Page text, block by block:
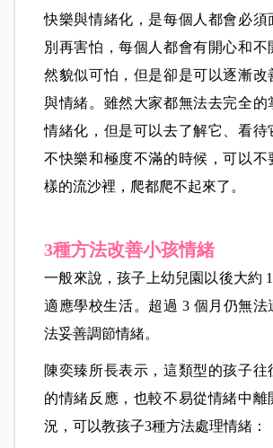
快樂與情緒化，是每個人都會必須
別再害怕，每個人都會有開心和不
然貌似可怕，但是卻是可以逐漸改
與情緒。雖然大家都無法去完全的
情緒化，但是可以去了解它、看待
不快樂和極度不滿的時候，可以不
樣的流沙裡，爬都爬不起來了。
3種方法改善小孩情緒
一般來說，孩子上幼兒園以後大約
適應學校生活。超過 3 個月仍無法
法妥善調節情緒。
陳奕臻所長表示，這類型的孩子往
的情緒反應，也較不易從情緒中離
況，可以教孩子3種方法處理情緒：